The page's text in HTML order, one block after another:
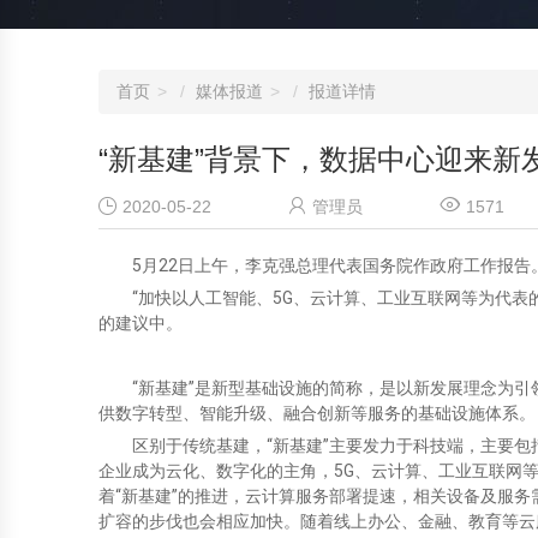
首页 媒体报道 报道详情
“新基建”背景下，数据中心迎来新
 2020-05-22  管理员  1571